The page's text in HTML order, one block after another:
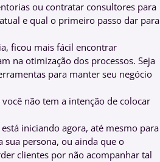
ou contratar consultores para
e qual o primeiro passo dar para
ficou mais fácil encontrar
na otimização dos processos. Seja
para manter seu negócio
não tem a intenção de colocar
iniciando agora, até mesmo para
sua persona, ou ainda que o
clientes por não acompanhar tal